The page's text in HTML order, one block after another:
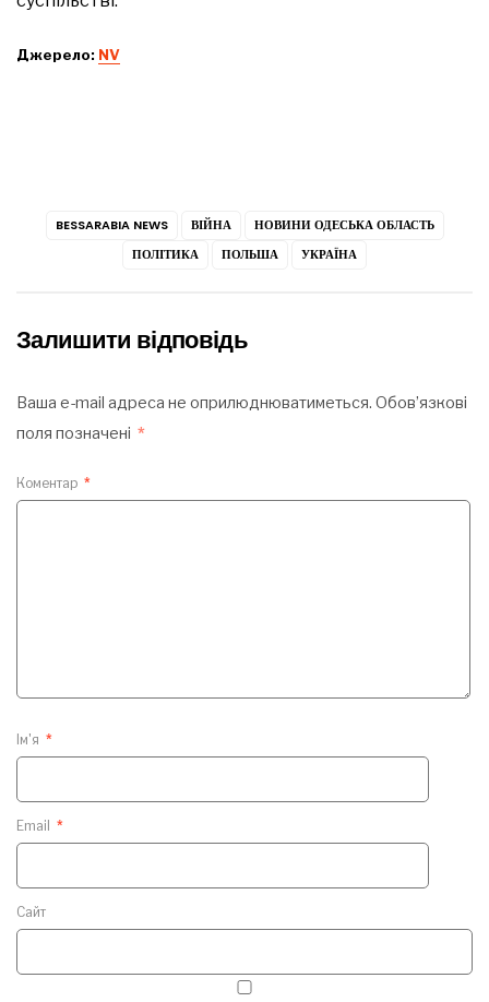
Джерело: NV
BESSARABIA NEWS ВІЙНА
НОВИНИ ОДЕСЬКА ОБЛАСТЬ
ПОЛІТИКА
ПОЛЬША УКРАЇНА
Залишити відповідь
Ваша e-mail адреса не оприлюднюватиметься. Обов’язкові
поля позначені *
Коментар *
Ім'я *
Email *
Сайт